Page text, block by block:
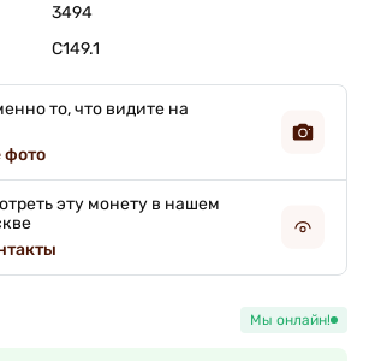
3494
C149.1
то, что видите на
фото
эту монету в нашем
Мы онлайн!